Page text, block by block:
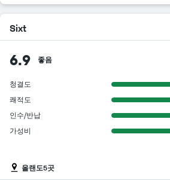
Sixt
6.9 좋음
청결도
쾌적도
인수/반납
가성비
올랜도5곳